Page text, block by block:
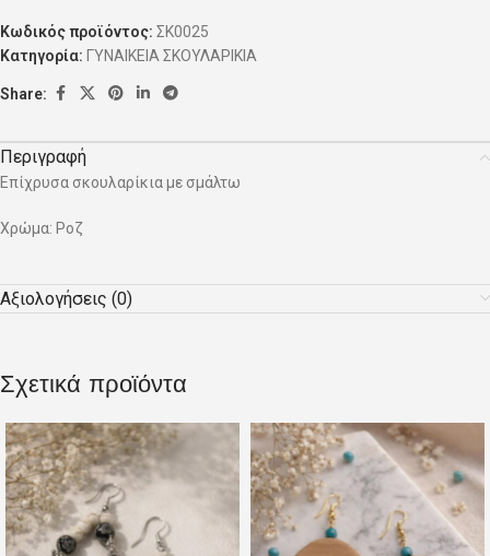
Κωδικός προϊόντος: ΣΚ0025
Κατηγορία: ΓΥΝΑΙΚΕΙΑ ΣΚΟΥΛΑΡΙΚΙΑ
Share:
Περιγραφή
Επίχρυσα σκουλαρίκια με σμάλτω
Χρώμα: Ροζ
Αξιολογήσεις (0)
Σχετικά προϊόντα